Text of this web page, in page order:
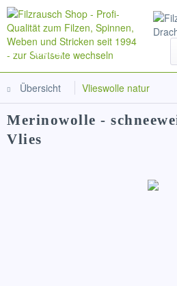
Menü
Übersicht Vlieswolle natur
Merinowolle -
Vlies